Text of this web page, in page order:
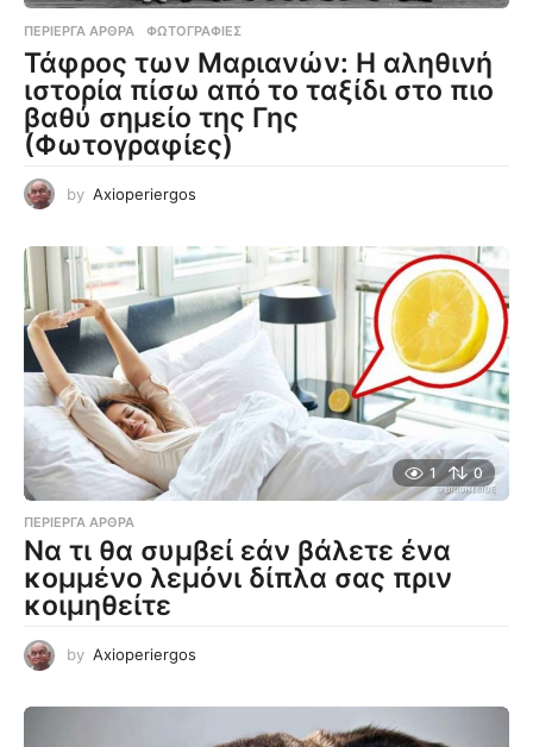
ΠΕΡΊΕΡΓΑ ΆΡΘΡΑ ,ΦΩΤΟΓΡΑΦΊΕΣ
Τάφρος των Μαριανών: Η αληθινή
ιστορία πίσω από το ταξίδι στο πιο
βαθύ σημείο της Γης
(Φωτογραφίες)
by Axioperiergos
1 0
ΠΕΡΊΕΡΓΑ ΆΡΘΡΑ
Να τι θα συμβεί εάν βάλετε ένα
κομμένο λεμόνι δίπλα σας πριν
κοιμηθείτε
by Axioperiergos